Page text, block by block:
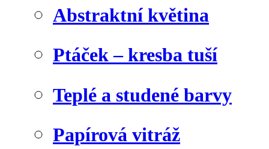
Abstraktní květina
Ptáček – kresba tuší
Teplé a studené barvy
Papírová vitráž